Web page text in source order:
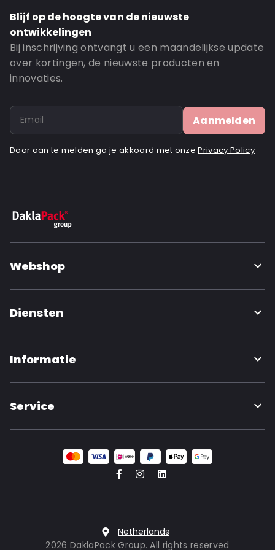
Blijf op de hoogte van de nieuwste
ontwikkelingen
Bij inschrijving ontvangt u een maandelijkse update
over kortingen, de nieuwste producten en
innovaties.
Aanmelden
Door aan te melden ga je akkoord met onzePrivacy Policy
Webshop
Diensten
Informatie
Service
Netherlands
2026 DaklaPack Group. All rights reserved